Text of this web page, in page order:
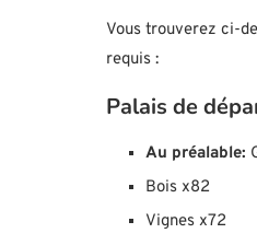
Vous trouverez ci-
requis :
Palais de
Au préalable:
Bois x82
Vignes x72